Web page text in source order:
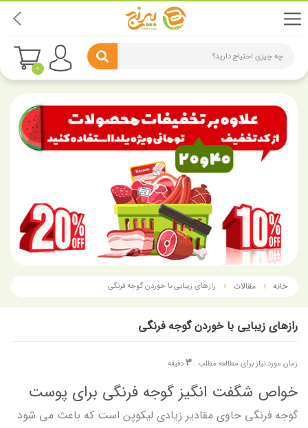
چه چیزی احتیاج دارید؟
0
خانه مقالات رازهای زیبایی با خوردن گوجه فرنگی
رازهای زیبایی با خوردن گوجه فرنگی
زمان مورد نیاز برای مطالعه مطلب : 3دقیقه
خواص شگفت انگیز گوجه فرنگی برای پوست
گوجه فرنگی حاوی مقادیر زیادی لیکوپن است که باعث می شود